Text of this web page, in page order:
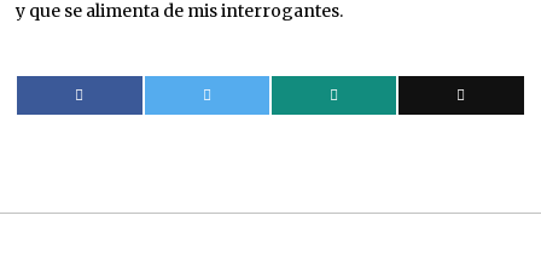
y que se alimenta de mis interrogantes.